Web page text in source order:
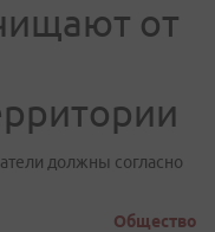
от
должны согласно
Общество